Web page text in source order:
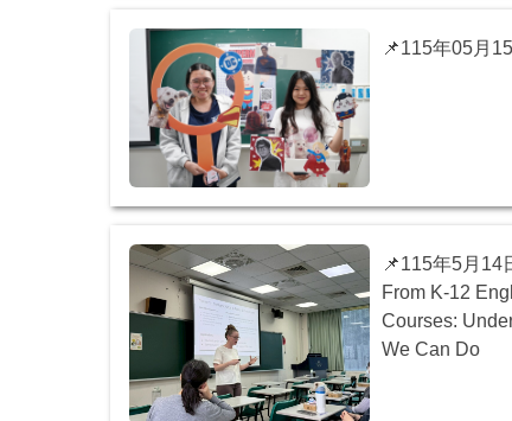
📌115年05月
📌115年5月14
From K-12
Courses:
We Can Do